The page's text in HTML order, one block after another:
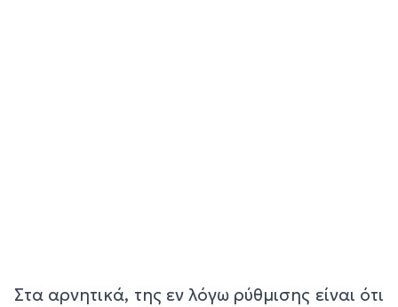
Στα αρνητικά, της εν λόγω ρύθμισης είναι ότι